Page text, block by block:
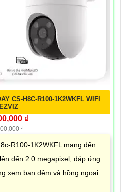
CS-H8C-R100-1K2WKFL WIFI
EZVIZ
₫
₫
R100-1K2WKFL mang đến
đến 2.0 megapixel, đáp ứng
xem ban đêm và hồng ngoại